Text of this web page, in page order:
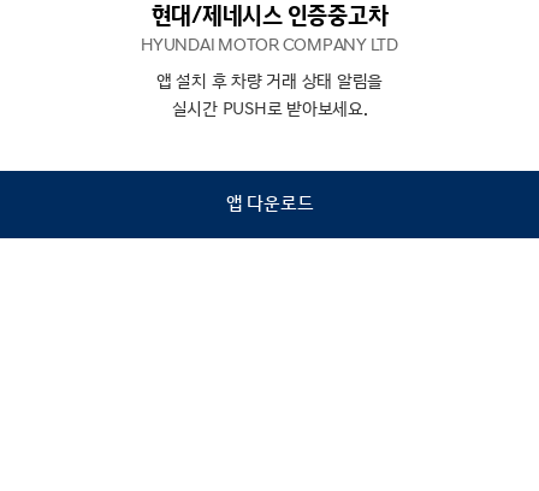
검색
현대/제네시스 인증중고차
HYUNDAI MOTOR COMPANY LTD
앱 설치 후 차량 거래 상태 알림을
실시간 PUSH로 받아보세요.
앱 다운로드